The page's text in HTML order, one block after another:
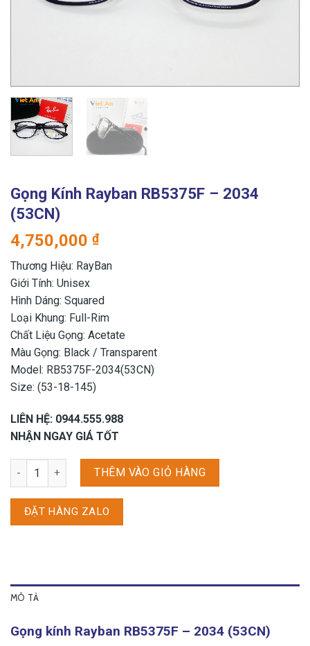
Gọng Kính Rayban RB5375F – 2034
(53CN)
4,750,000 ₫
Thương Hiệu: RayBan
Giới Tính: Unisex
Hình Dáng: Squared
Loại Khung: Full-Rim
Chất Liệu Gọng: Acetate
Màu Gọng: Black / Transparent
Model: RB5375F-2034(53CN)
Size: (53-18-145)
LIÊN HỆ: 0944.555.988
NHẬN NGAY GIÁ TỐT
Gọng kính Rayban RB5375F - 2034 (53CN) số lượng
THÊM VÀO GIỎ HÀNG
ĐẶT HÀNG ZALO
MÔ TẢ
Gọng kính Rayban RB5375F – 2034 (53CN)